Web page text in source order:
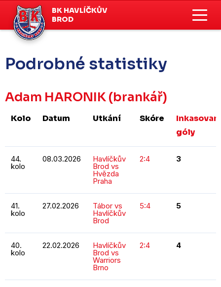
BK HAVLÍČKŮV
BROD
Podrobné statistiky
Adam HARONIK(brankář)
Kolo Datum Utkání Skóre
góly
44.
kolo
08.03.2026 Havlíčkův
Brod vs
Hvězda
Praha
2:4 3
41.
kolo
27.02.2026 Tábor vs
Havlíčkův
Brod
5:4 5
40.
kolo
22.02.2026 Havlíčkův
Brod vs
Warriors
Brno
2:4 4